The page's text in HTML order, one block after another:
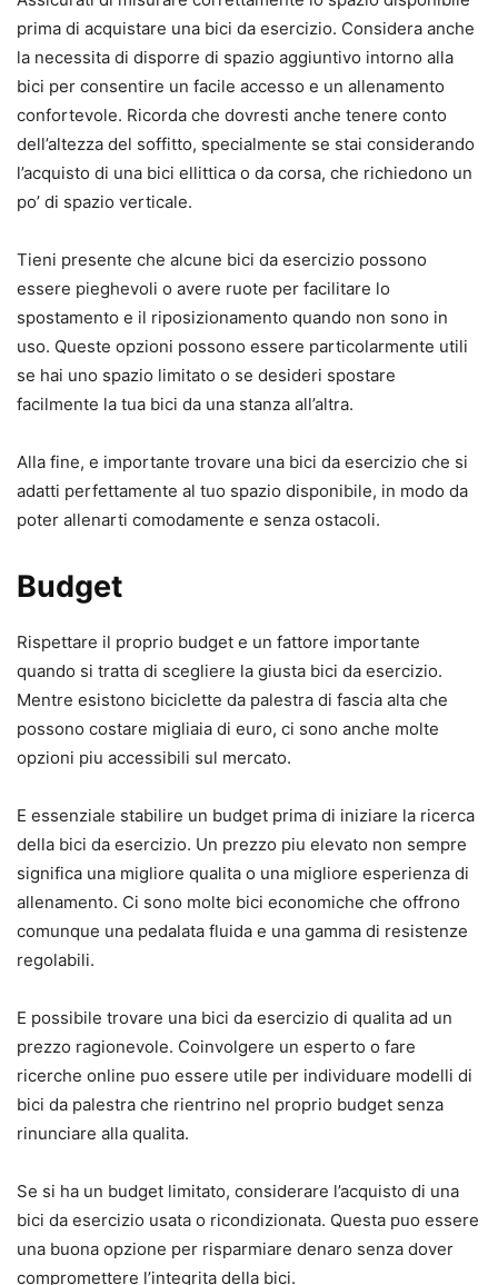
prima di acquistare una bici da esercizio. Considera anche
la necessita di disporre di spazio aggiuntivo intorno alla
bici per consentire un facile accesso e un allenamento
confortevole. Ricorda che dovresti anche tenere conto
dell’altezza del soffitto, specialmente se stai considerando
l’acquisto di una bici ellittica o da corsa, che richiedono un
po’ di spazio verticale.
Tieni presente che alcune bici da esercizio possono
essere pieghevoli o avere ruote per facilitare lo
spostamento e il riposizionamento quando non sono in
uso. Queste opzioni possono essere particolarmente utili
se hai uno spazio limitato o se desideri spostare
facilmente la tua bici da una stanza all’altra.
Alla fine, e importante trovare una bici da esercizio che si
adatti perfettamente al tuo spazio disponibile, in modo da
poter allenarti comodamente e senza ostacoli.
Budget
Rispettare il proprio budget e un fattore importante
quando si tratta di scegliere la giusta bici da esercizio.
Mentre esistono biciclette da palestra di fascia alta che
possono costare migliaia di euro, ci sono anche molte
opzioni piu accessibili sul mercato.
E essenziale stabilire un budget prima di iniziare la ricerca
della bici da esercizio. Un prezzo piu elevato non sempre
significa una migliore qualita o una migliore esperienza di
allenamento. Ci sono molte bici economiche che offrono
comunque una pedalata fluida e una gamma di resistenze
regolabili.
E possibile trovare una bici da esercizio di qualita ad un
prezzo ragionevole. Coinvolgere un esperto o fare
ricerche online puo essere utile per individuare modelli di
bici da palestra che rientrino nel proprio budget senza
rinunciare alla qualita.
Se si ha un budget limitato, considerare l’acquisto di una
bici da esercizio usata o ricondizionata. Questa puo essere
una buona opzione per risparmiare denaro senza dover
compromettere l’integrita della bici.